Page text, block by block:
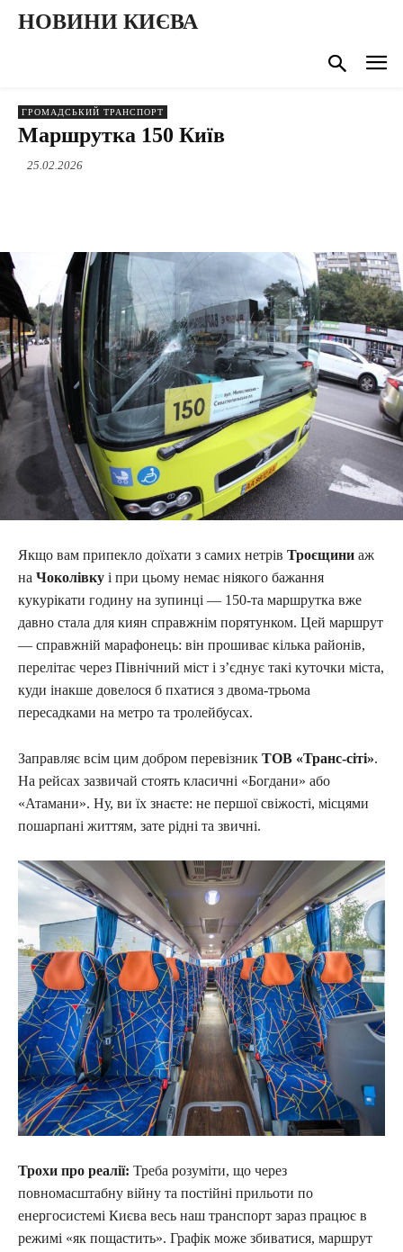
НОВИНИ КИЄВА
ГРОМАДСЬКИЙ ТРАНСПОРТ
Маршрутка 150 Київ
25.02.2026
Якщо вам припекло доїхати з самих нетрів Троєщини аж
на Чоколівку і при цьому немає ніякого бажання
кукурікати годину на зупинці — 150-та маршрутка вже
давно стала для киян справжнім порятунком. Цей маршрут
— справжній марафонець: він прошиває кілька районів,
перелітає через Північний міст і з’єднує такі куточки міста,
куди інакше довелося б пхатися з двома-трьома
пересадками на метро та тролейбусах.
Заправляє всім цим добром перевізник ТОВ «Транс-сіті».
На рейсах зазвичай стоять класичні «Богдани» або
«Атамани». Ну, ви їх знаєте: не першої свіжості, місцями
пошарпані життям, зате рідні та звичні.
Трохи про реалії: Треба розуміти, що через
повномасштабну війну та постійні прильоти по
енергосистемі Києва весь наш транспорт зараз працює в
режимі «як пощастить». Графік може збиватися, маршрут